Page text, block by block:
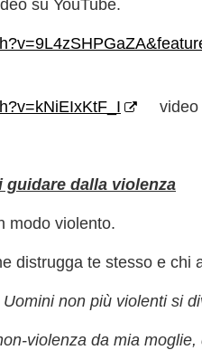
su YouTube.
video
dalla violenza
modo violento.
distrugga te stesso e chi
Uomini non più violenti si
violenza da mia